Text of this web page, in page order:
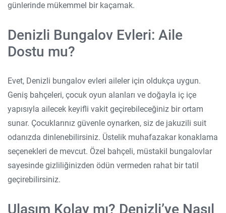
günlerinde mükemmel bir kaçamak.
Denizli Bungalov Evleri: Aile
Dostu mu?
Evet, Denizli bungalov evleri aileler için oldukça uygun.
Geniş bahçeleri, çocuk oyun alanları ve doğayla iç içe
yapısıyla ailecek keyifli vakit geçirebileceğiniz bir ortam
sunar. Çocuklarınız güvenle oynarken, siz de jakuzili suit
odanızda dinlenebilirsiniz. Üstelik muhafazakar konaklama
seçenekleri de mevcut. Özel bahçeli, müstakil bungalovlar
sayesinde gizliliğinizden ödün vermeden rahat bir tatil
geçirebilirsiniz.
Ulaşım Kolay mı? Denizli’ye Nasıl